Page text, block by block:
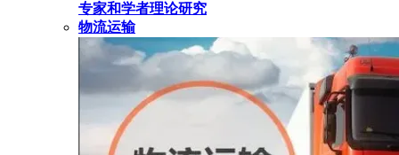
专家和学者理论研究
物流运输